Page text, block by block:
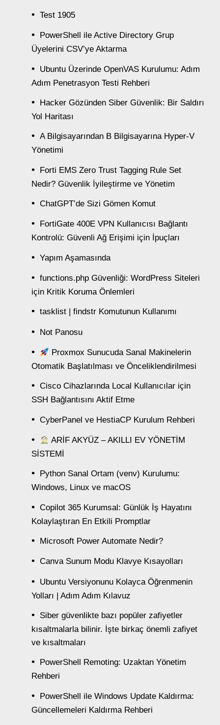
Test 1905
PowerShell ile Active Directory Grup
Üyelerini CSV’ye Aktarma
Ubuntu Üzerinde OpenVAS Kurulumu: Adım
Adım Penetrasyon Testi Rehberi
Hacker Gözünden Siber Güvenlik: Bir Saldırı
Yol Haritası
A Bilgisayarından B Bilgisayarına Hyper-V
Yönetimi
Forti EMS Zero Trust Tagging Rule Set
Nedir? Güvenlik İyileştirme ve Yönetim
ChatGPT’de Sizi Gömen Komut
FortiGate 400E VPN Kullanıcısı Bağlantı
Kontrolü: Güvenli Ağ Erişimi için İpuçları
Yapım Aşamasında
functions.php Güvenliği: WordPress Siteleri
için Kritik Koruma Önlemleri
tasklist | findstr Komutunun Kullanımı
Not Panosu
Proxmox Sunucuda Sanal Makinelerin
Otomatik Başlatılması ve Önceliklendirilmesi
Cisco Cihazlarında Local Kullanıcılar için
SSH Bağlantısını Aktif Etme
CyberPanel ve HestiaCP Kurulum Rehberi
ARİF AKYÜZ – AKILLI EV YÖNETİM
SİSTEMİ
Python Sanal Ortam (venv) Kurulumu:
Windows, Linux ve macOS
Copilot 365 Kurumsal: Günlük İş Hayatını
Kolaylaştıran En Etkili Promptlar
Microsoft Power Automate Nedir?
Canva Sunum Modu Klavye Kısayolları
Ubuntu Versiyonunu Kolayca Öğrenmenin
Yolları | Adım Adım Kılavuz
Siber güvenlikte bazı popüler zafiyetler
kısaltmalarla bilinir. İşte birkaç önemli zafiyet
ve kısaltmaları
PowerShell Remoting: Uzaktan Yönetim
Rehberi
PowerShell ile Windows Update Kaldırma:
Güncellemeleri Kaldırma Rehberi